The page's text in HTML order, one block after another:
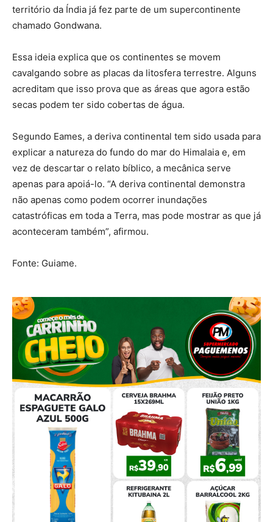
território da Índia já fez parte de um supercontinente
chamado Gondwana.
Essa ideia explica que os continentes se movem
cavalgando sobre as placas da litosfera terrestre. Alguns
acreditam que isso prova que as áreas que agora estão
secas podem ter sido cobertas de água.
Segundo Eames, a deriva continental tem sido usada para
explicar a natureza do fundo do mar do Himalaia e, em
vez de descartar o relato bíblico, a mecânica serve
apenas para apoiá-lo. “A deriva continental demonstra
não apenas como podem ocorrer inundações
catastróficas em toda a Terra, mas pode mostrar as que já
aconteceram também”, afirmou.
Fonte: Guiame.